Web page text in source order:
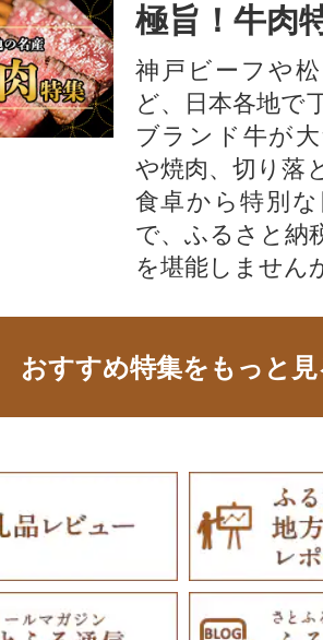
極旨！牛肉
神戸ビーフや
ど、日本各地で
ブランド牛が
や焼肉、切り落
食卓から特別
で、ふるさと納
を堪能しません
おすすめ特集をもっと